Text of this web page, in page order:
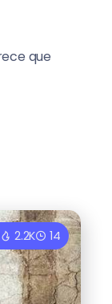
que
2.2K 14